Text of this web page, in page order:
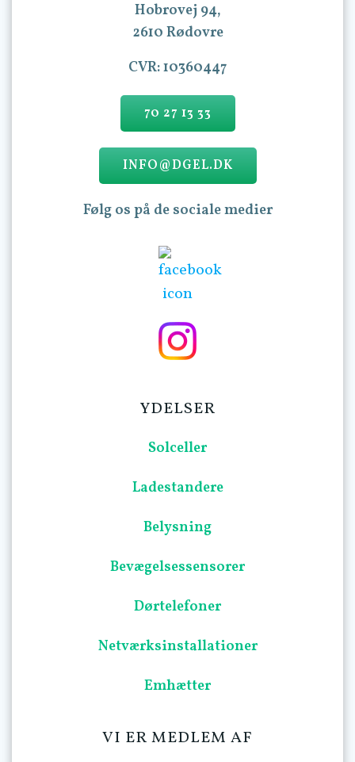
Hobrovej 94,
2610 Rødovre
CVR: 10360447
70 27 13 33
INFO@DGEL.DK
Følg os på de sociale medier
YDELSER
Solceller
Ladestandere
Belysning
Bevægelsessensorer
Dørtelefoner
Netværksinstallationer
Emhætter
VI ER MEDLEM AF